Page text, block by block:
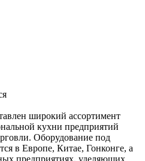
широкий ассортимент
кухни предприятий
Оборудование под
в Европе, Китае, Гонконге, а
предприятиях, уделяющих